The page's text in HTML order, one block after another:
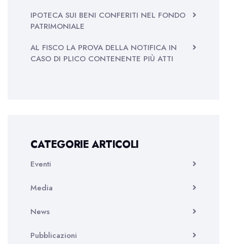
IPOTECA SUI BENI CONFERITI NEL FONDO
PATRIMONIALE
AL FISCO LA PROVA DELLA NOTIFICA IN
CASO DI PLICO CONTENENTE PIÙ ATTI
CATEGORIE ARTICOLI
Eventi
Media
News
Pubblicazioni